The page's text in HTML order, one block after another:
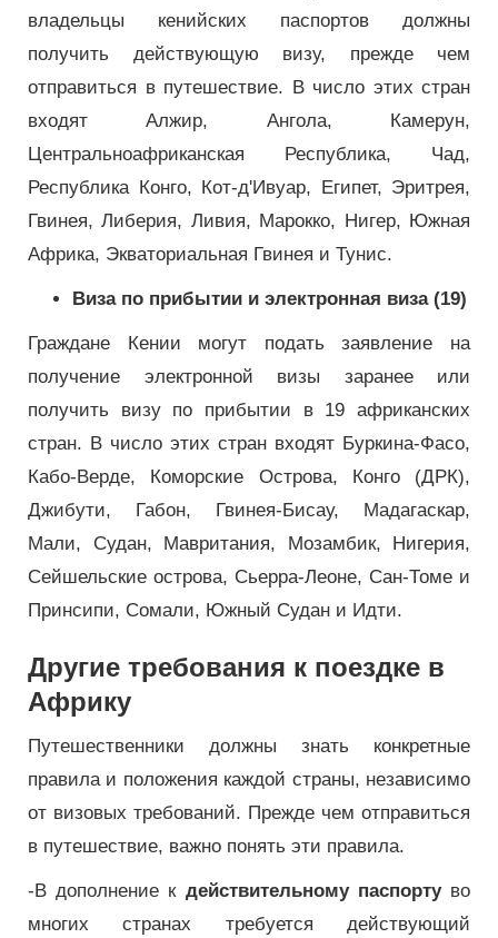
владельцы кенийских паспортов должны
получить действующую визу, прежде чем
отправиться в путешествие. В число этих стран
входят Алжир, Ангола, Камерун,
Центральноафриканская Республика, Чад,
Республика Конго, Кот-д'Ивуар, Египет, Эритрея,
Гвинея, Либерия, Ливия, Марокко, Нигер, Южная
Африка, Экваториальная Гвинея и Тунис.
Виза по прибытии и электронная виза (19)
Граждане Кении могут подать заявление на
получение электронной визы заранее или
получить визу по прибытии в 19 африканских
стран. В число этих стран входят Буркина-Фасо,
Кабо-Верде, Коморские Острова, Конго (ДРК),
Джибути, Габон, Гвинея-Бисау, Мадагаскар,
Мали, Судан, Мавритания, Мозамбик, Нигерия,
Сейшельские острова, Сьерра-Леоне, Сан-Томе и
Принсипи, Сомали, Южный Судан и Идти.
Другие требования к поездке в
Африку
Путешественники должны знать конкретные
правила и положения каждой страны, независимо
от визовых требований. Прежде чем отправиться
в путешествие, важно понять эти правила.
-В дополнение к действительному паспортуво
многих странах требуется действующий